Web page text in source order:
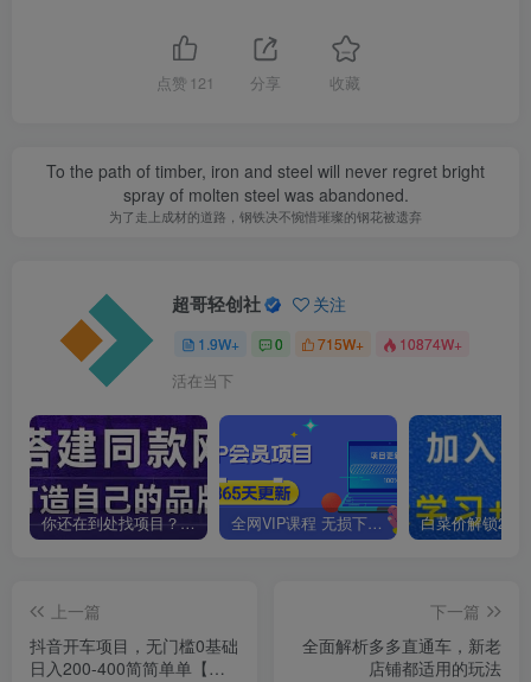
点赞 121 分享 收藏
To the path of timber, iron and steel will never regret bright
spray of molten steel was abandoned.
为了走上成材的道路，钢铁决不惋惜璀璨的钢花被遗弃
超哥轻创社 关注
1.9W+ 0 715W+ 10874W+
活在当下
你还在到处找项目？还在当韭菜？我靠卖项目一个月收入5万+，曾经我也是个失败者。 全网VIP课程 无损下载~
上一篇
抖音开车项目，无门槛0基础
日入200-400简简单单【揭
下一篇
全面解析多多直通车，​新老
店铺都适用的玩法